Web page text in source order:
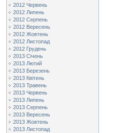
2012 Червень
2012 Липень
2012 Серпень
2012 Вересень
2012 Жовтень
2012 Листопад
2012 Грудень
2013 Січень
2013 Лютий
2013 Березень
2013 Квітень
2013 Травень
2013 Червень
2013 Липень
2013 Серпень
2013 Вересень
2013 Жовтень
2013 Листопад